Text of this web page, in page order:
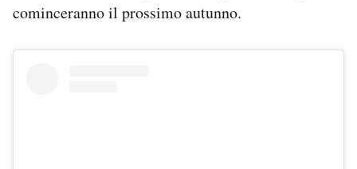
cominceranno il prossimo autunno.